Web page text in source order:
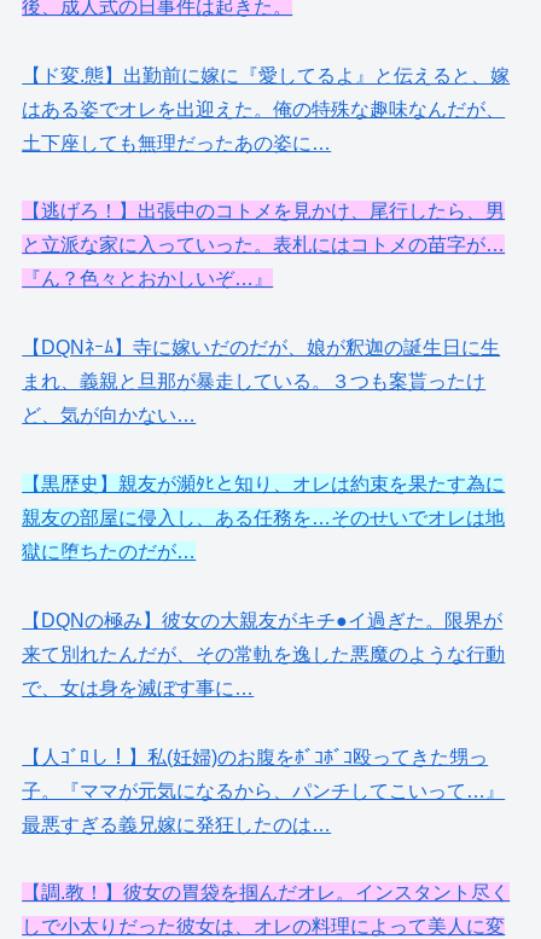
後、成人式の日事件は起きた。
【ド変.態】出勤前に嫁に『愛してるよ』と伝えると、嫁
はある姿でオレを出迎えた。俺の特殊な趣味なんだが、
土下座しても無理だったあの姿に…
【逃げろ！】出張中のコトメを見かけ、尾行したら、男
と立派な家に入っていった。表札にはコトメの苗字が…
『ん？色々とおかしいぞ…』
【DQNﾈｰﾑ】寺に嫁いだのだが、娘が釈迦の誕生日に生
まれ、義親と旦那が暴走している。３つも案貰ったけ
ど、気が向かない…
【黒歴史】親友が瀕ﾀﾋと知り、オレは約束を果たす為に
親友の部屋に侵入し、ある任務を…そのせいでオレは地
獄に堕ちたのだが…
【DQNの極み】彼女の大親友がキチ●イ過ぎた。限界が
来て別れたんだが、その常軌を逸した悪魔のような行動
で、女は身を滅ぼす事に…
【人ｺﾞﾛし！】私(妊婦)のお腹をﾎﾞｺﾎﾞｺ殴ってきた甥っ
子。『ママが元気になるから、パンチしてこいって…』
最悪すぎる義兄嫁に発狂したのは…
【調.教！】彼女の胃袋を掴んだオレ。インスタント尽く
しで小太りだった彼女は、オレの料理によって美人に変